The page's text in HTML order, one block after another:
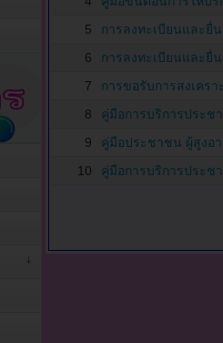
5
การลงทะเบียนและยื่
6
การลงทะเบียนและยื่
7
การขอรับการสงเครา
8
คู่มือการบริการประช
9
คู่มือประชาชน ผู้สูงอ
10
คู่มือการบริการประช